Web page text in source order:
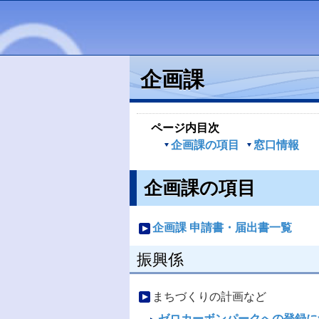
企画課
ページ内目次
企画課の項目
窓口情報
企画課の項目
企画課 申請書・届出書一覧
振興係
まちづくりの計画など